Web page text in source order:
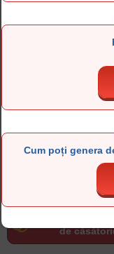
PROGRAM DE
PROGRAMARE
EVIDENȚA
Extras de carte
ONLINE
de
Cum poți genera